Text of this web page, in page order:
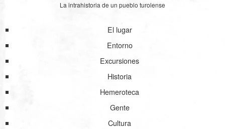
La intrahistoria de un pueblo turolense
El lugar
Entorno
Excursiones
Historia
Hemeroteca
Gente
Cultura